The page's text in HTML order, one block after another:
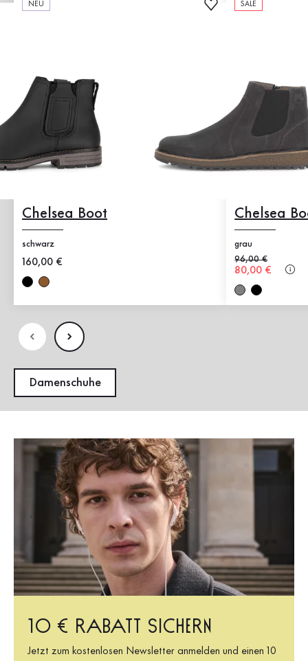
NEU
Chelsea Boot
schwarz
Neuer Preis
160,00 €
SALE
Chelsea
grau
Alter Preis
96,00 €
Neuer Preis
80,00 €
Damenschuhe
10 € Rabatt sichern
Jetzt zum kostenlosen Newsletter anmelden und einen 10